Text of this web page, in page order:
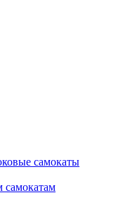
самокаты
самокатам